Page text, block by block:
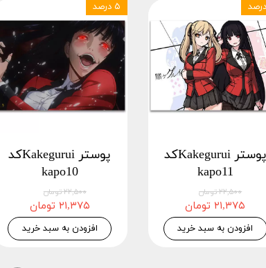
پوستر Kakeguruiکد
kapo11
۲۲,۵۰۰ تومان
۲۱,۳۷۵ تومان
افزودن به سبد خرید
پوستر Kakeguruiکد
kapo10
۲۲,۵۰۰ تومان
۲۱,۳۷۵ تومان
افزودن به سبد خرید
۵ درصد